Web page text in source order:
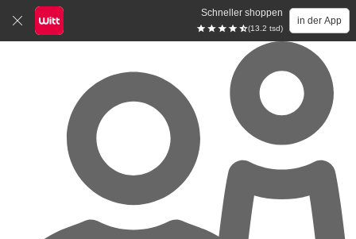
Schneller shoppen
(13.2 tsd)
in der App